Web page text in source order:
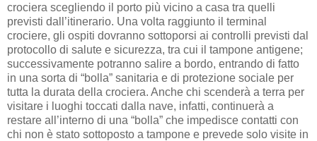
crociera scegliendo il porto più vicino a casa tra quelli
previsti dall’itinerario. Una volta raggiunto il terminal
crociere, gli ospiti dovranno sottoporsi ai controlli previsti dal
protocollo di salute e sicurezza, tra cui il tampone antigene;
successivamente potranno salire a bordo, entrando di fatto
in una sorta di “bolla” sanitaria e di protezione sociale per
tutta la durata della crociera. Anche chi scenderà a terra per
visitare i luoghi toccati dalla nave, infatti, continuerà a
restare all’interno di una “bolla” che impedisce contatti con
chi non è stato sottoposto a tampone e prevede solo visite in